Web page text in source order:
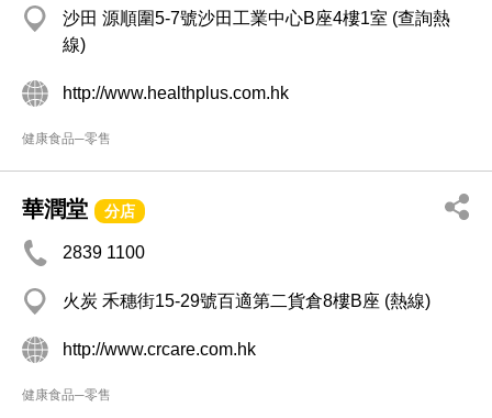
沙田 源順圍5-7號沙田工業中心B座4樓1室 (查詢熱
線)
http://www.healthplus.com.hk
健康食品─零售
華潤堂 分店
2839 1100
火炭 禾穗街15-29號百適第二貨倉8樓B座 (熱線)
http://www.crcare.com.hk
健康食品─零售